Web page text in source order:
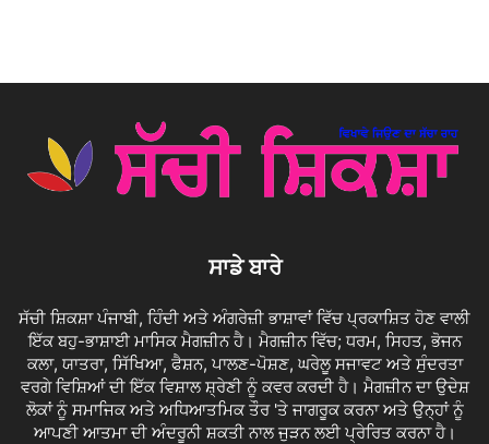
ਸਾਡੇ ਬਾਰੇ
ਸੱਚੀ ਸ਼ਿਕਸ਼ਾ ਪੰਜਾਬੀ, ਹਿੰਦੀ ਅਤੇ ਅੰਗਰੇਜ਼ੀ ਭਾਸ਼ਾਵਾਂ ਵਿੱਚ ਪ੍ਰਕਾਸ਼ਿਤ ਹੋਣ ਵਾਲੀ
ਇੱਕ ਬਹੁ-ਭਾਸ਼ਾਈ ਮਾਸਿਕ ਮੈਗਜ਼ੀਨ ਹੈ। ਮੈਗਜ਼ੀਨ ਵਿੱਚ; ਧਰਮ, ਸਿਹਤ, ਭੋਜਨ
ਕਲਾ, ਯਾਤਰਾ, ਸਿੱਖਿਆ, ਫੈਸ਼ਨ, ਪਾਲਣ-ਪੋਸ਼ਣ, ਘਰੇਲੂ ਸਜਾਵਟ ਅਤੇ ਸੁੰਦਰਤਾ
ਵਰਗੇ ਵਿਸ਼ਿਆਂ ਦੀ ਇੱਕ ਵਿਸ਼ਾਲ ਸ਼੍ਰੇਣੀ ਨੂੰ ਕਵਰ ਕਰਦੀ ਹੈ। ਮੈਗਜ਼ੀਨ ਦਾ ਉਦੇਸ਼
ਲੋਕਾਂ ਨੂੰ ਸਮਾਜਿਕ ਅਤੇ ਅਧਿਆਤਮਿਕ ਤੌਰ 'ਤੇ ਜਾਗਰੂਕ ਕਰਨਾ ਅਤੇ ਉਨ੍ਹਾਂ ਨੂੰ
ਆਪਣੀ ਆਤਮਾ ਦੀ ਅੰਦਰੂਨੀ ਸ਼ਕਤੀ ਨਾਲ ਜੁੜਨ ਲਈ ਪ੍ਰੇਰਿਤ ਕਰਨਾ ਹੈ।